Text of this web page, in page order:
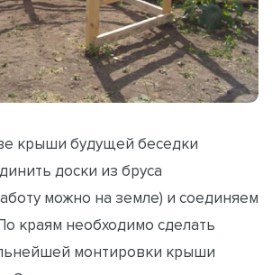
крыши будущей беседки
доски из бруса
можно на земле) и соединяем
краям необходимо сделать
монтировки крыши